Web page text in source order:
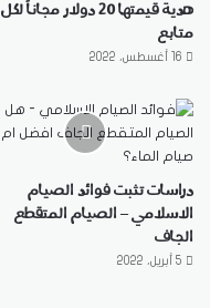
هدية قيمتها 20 دولار مجاناً لكل
متابع
16 أغسطس، 2022
دراسات تثبت فوائد الصيام
الاسلامي – الصيام المتقطع
الجاف
5 أبريل، 2022